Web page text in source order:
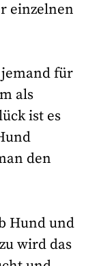
einzelnen
für
als
ist es
den
Hund und
wird das